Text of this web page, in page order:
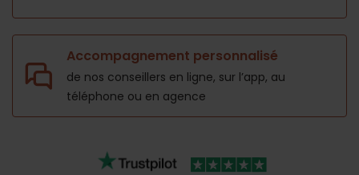
Accompagnement personnalisé
de nos conseillers en ligne, sur l’app, au
téléphone ou en agence